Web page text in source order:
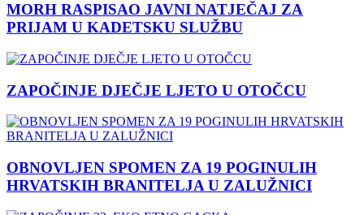
MORH RASPISAO JAVNI NATJEČAJ ZA
PRIJAM U KADETSKU SLUŽBU
ZAPOČINJE DJEČJE LJETO U OTOČCU
OBNOVLJEN SPOMEN ZA 19 POGINULIH
HRVATSKIH BRANITELJA U ZALUŽNICI